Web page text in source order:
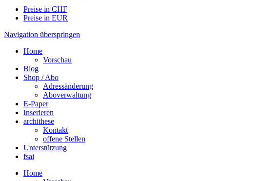
Preise in CHF
Preise in EUR
Navigation überspringen
Home
Vorschau
Blog
Shop / Abo
Adressänderung
Aboverwaltung
E-Paper
Inserieren
archithese
Kontakt
offene Stellen
Unterstützung
fsai
Home